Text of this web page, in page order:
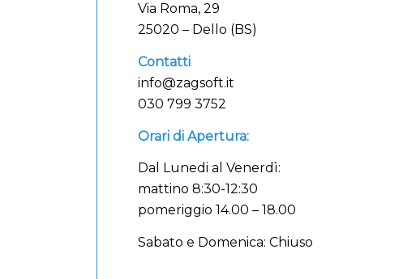
Via Roma, 29
25020 – Dello (BS)
Contatti
info@zagsoft.it
030 799 3752
Orari di Apertura:
Dal Lunedi al Venerdì:
mattino 8:30-12:30
pomeriggio 14.00 – 18.00
Sabato e Domenica: Chiuso